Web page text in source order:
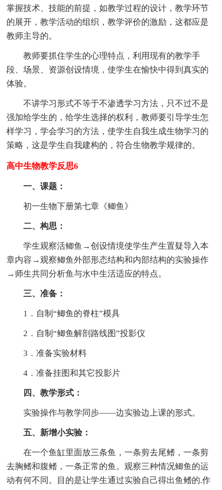
掌握技术、技能的前提，如教学过程的设计，教学环节
的展开，教学活动的组织，教学评价的激励，这都应是
教师主导的。
教师要抓住学生的心理特点，利用现有的教学手
段、场景、资源创设情境，使学生在愉快中得到真实的
体验。
不讲学习形式不等于不渗透学习方法，只不过不是
强加给学生的，给学生选择的权利，教师要引导学生怎
样学习，学会学习的方法，使学生自我生成生物学习的
策略，这是学生自我建构的，符合生物教学规律的。
高中生物教学反思6
一、课题：
初一生物下册第七章《鲫鱼》
二、构思：
学生观察活鲫鱼→创设情境使学生产生置疑导入本
章内容→观察鲫鱼外部形态结构和内部结构的实验操作
→师生共同分析鱼与水中生活适应的特点。
三、准备：
1．自制“鲫鱼的脊柱”模具
2．自制“鲫鱼解剖路线图”投影仪
3．准备实验材料
4．准备挂图和其它投影片
四、教学形式：
实验操作与教学同步――边实验边上课的形式。
五、新增小实验：
在一个鱼缸里面放三条鱼，一条剪去尾鳍，一条剪
去胸鳍和腹鳍，一条正常的鱼。观察三种情况鲫鱼的运
动有何不同。目的是让学生通过实验自己得出鱼鳍的.作